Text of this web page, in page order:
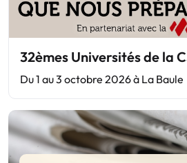
32èmes Universités de la
Du 1 au 3 octobre 2026 à La Baule